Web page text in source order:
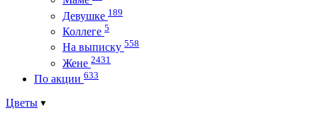
Девушке 189
Коллеге 5
На выписку 558
Жене 2431
По акции 633
Цветы